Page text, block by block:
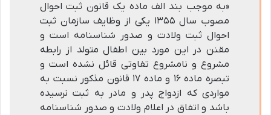
«به موجب بند الف ماده یک قانون ثبت احوال
مصوب سال ۱۳۵۵ یکی از وظایف سازمان ثبت
احوال ثبت ولادت و صدور شناسنامه است و
مقنن در این مورد بین اطفال متولد از رابطه
مشروع و نامشروع تفاوتی قائل نشده است و
تبصره ماده ۱۶ و ماده ۱۷ قانون مذکور نسبت به
مواردی که ازدواج پدر و مادر به ثبت نرسیده
باشد و اتفاق در اعلام ولادت و صدور شناسنامه